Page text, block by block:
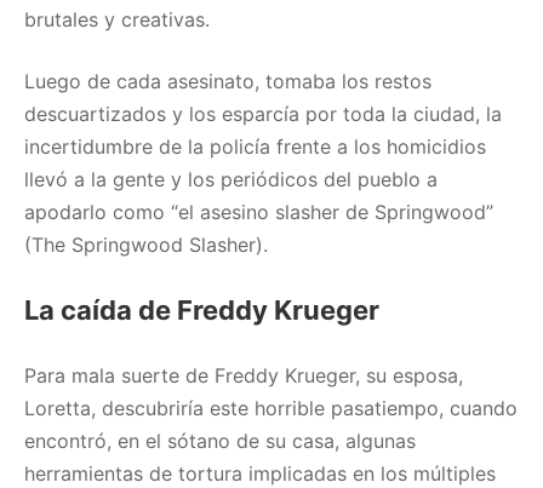
brutales y creativas.
Luego de cada asesinato, tomaba los restos
descuartizados y los esparcía por toda la ciudad, la
incertidumbre de la policía frente a los homicidios
llevó a la gente y los periódicos del pueblo a
apodarlo como “el asesino slasher de Springwood”
(The Springwood Slasher).
La caída de Freddy Krueger
Para mala suerte de Freddy Krueger, su esposa,
Loretta, descubriría este horrible pasatiempo, cuando
encontró, en el sótano de su casa, algunas
herramientas de tortura implicadas en los múltiples